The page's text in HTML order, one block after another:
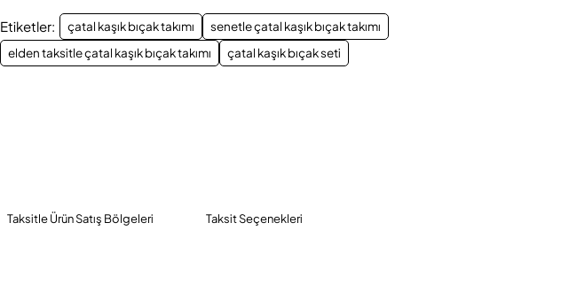
Etiketler: çatal kaşık bıçak takımı
senetle çatal kaşık bıçak takımı
elden taksitle çatal kaşık bıçak takımı
çatal kaşık bıçak seti
Taksitle Ürün Satış Bölgeleri Taksit Seçenekleri